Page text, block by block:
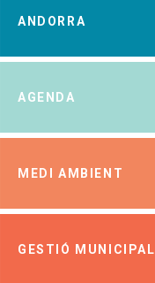
ANDORRA
AGENDA
MEDI AMBIENT
GESTIÓ MUNICIPAL